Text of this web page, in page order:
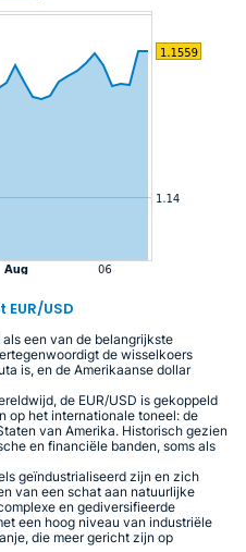
EUR/USD
een van de belangrijkste
de wisselkoers
is, en de Amerikaanse dollar
de EUR/USD is gekoppeld
op het internationale toneel: de
van Amerika. Historisch gezien
en financiële banden, soms als
geïndustrialiseerd zijn en zich
van een schat aan natuurlijke
en gediversifieerde
een hoog niveau van industriële
die meer gericht zijn op